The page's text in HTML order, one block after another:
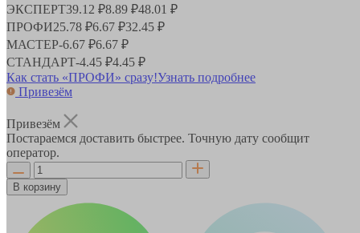
ЭКСПЕРТ39.12 ₽8.89 ₽48.01 ₽
ПРОФИ25.78 ₽6.67 ₽32.45 ₽
МАСТЕР-6.67 ₽6.67 ₽
СТАНДАРТ-4.45 ₽4.45 ₽
Как стать «ПРОФИ» сразу!Узнать подробнее
Привезём
Привезём
Постараемся доставить быстрее. Точную дату сообщит
оператор.
В корзину